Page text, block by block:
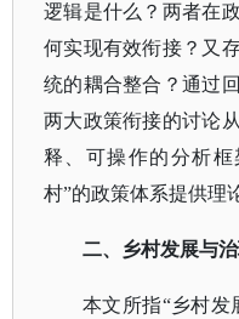
逻辑是什么？两者在
何实现有效衔接？又
统的耦合整合？通过
两大政策衔接的讨论
释、可操作的分析
村”的政策体系提供理
二、乡村发展与
本文所指“乡村发